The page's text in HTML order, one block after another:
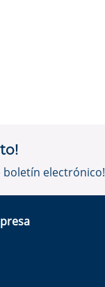
boletín electrónico!